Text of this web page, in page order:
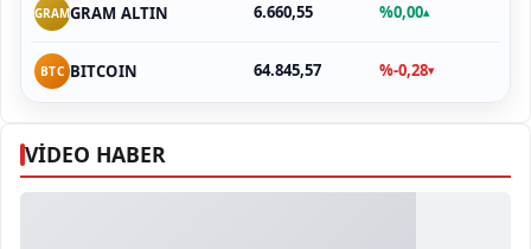
GRAMGRAM ALTIN 6.660,55 %0,00▴
BTC BITCOIN 64.845,57 %-0,28▾
VİDEO HABER